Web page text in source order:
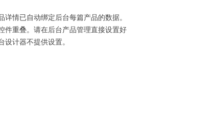
详情已自动绑定后台每篇产品的数据。
件重叠。请在后台产品管理直接设置好
设计器不提供设置。